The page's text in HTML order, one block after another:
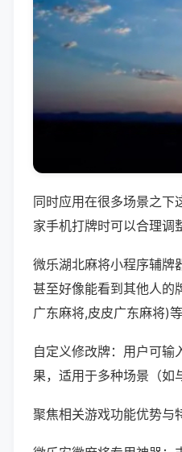
同时应用在很多场景之下
家手机打牌时可以合理调
微乐湖北麻将小程序辅牌
甚至好像能看到其他人的
广东麻将,皮皮广东麻将)
自定义修改牌：用户可输
果，适用于多种场景（如
聚焦相关游戏功能优势与